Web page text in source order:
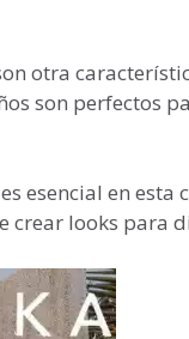
otra
son perfectos
esencial en
crear looks para